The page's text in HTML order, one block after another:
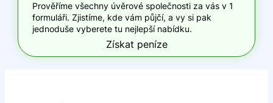
Prověříme všechny úvěrové společnosti za vás v 1
formuláři. Zjistíme, kde vám půjčí, a vy si pak
jednoduše vyberete tu nejlepší nabídku.
Získat peníze